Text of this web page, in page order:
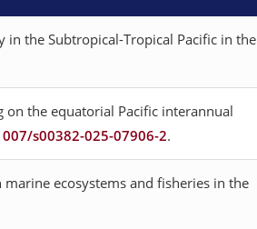
in the Subtropical-Tropical Pacific in the
the equatorial Pacific interannual
s00382-025-07906-2.
marine ecosystems and fisheries in the